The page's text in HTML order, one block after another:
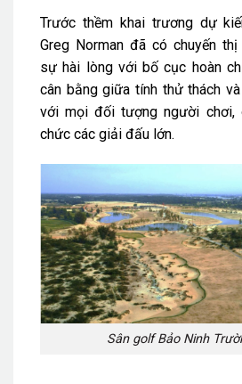
Trước thềm khai trương dự
Greg Norman đã có chuyến
sự hài lòng với bố cục hoàn
cân bằng giữa tính thử thách
với mọi đối tượng người chơi,
chức các giải đấu lớn.
Sân golf Bảo Ninh